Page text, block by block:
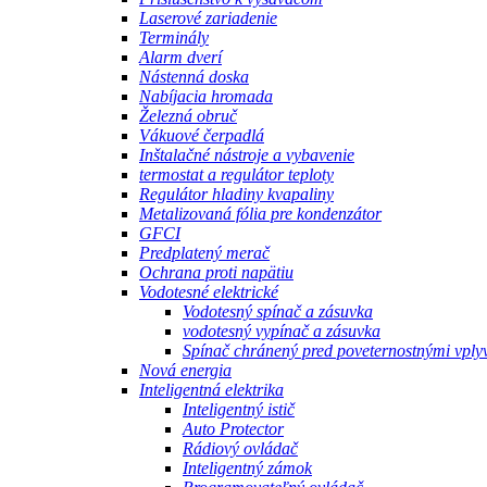
Laserové zariadenie
Terminály
Alarm dverí
Nástenná doska
Nabíjacia hromada
Železná obruč
Vákuové čerpadlá
Inštalačné nástroje a vybavenie
termostat a regulátor teploty
Regulátor hladiny kvapaliny
Metalizovaná fólia pre kondenzátor
GFCI
Predplatený merač
Ochrana proti napätiu
Vodotesné elektrické
Vodotesný spínač a zásuvka
vodotesný vypínač a zásuvka
Spínač chránený pred poveternostnými
Nová energia
Inteligentná elektrika
Inteligentný istič
Auto Protector
Rádiový ovládač
Inteligentný zámok